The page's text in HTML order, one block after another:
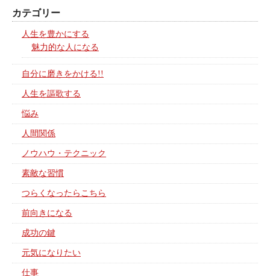
カテゴリー
人生を豊かにする
魅力的な人になる
自分に磨きをかける!!
人生を謳歌する
悩み
人間関係
ノウハウ・テクニック
素敵な習慣
つらくなったらこちら
前向きになる
成功の鍵
元気になりたい
仕事